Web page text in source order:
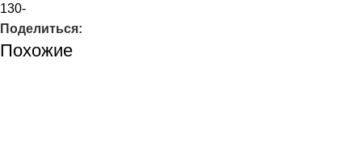
130-
Поделиться:
Похожие